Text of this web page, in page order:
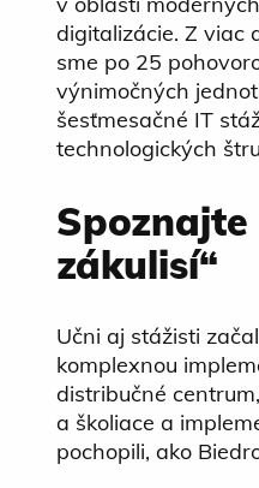
digitalizácie. Z viac
sme po 25
výnimočných
šesťmesačné IT
technologických
Spoznajte
zákulisí“
Učni aj stážisti
komplexnou
distribučné
a školiace a
pochopili, ako